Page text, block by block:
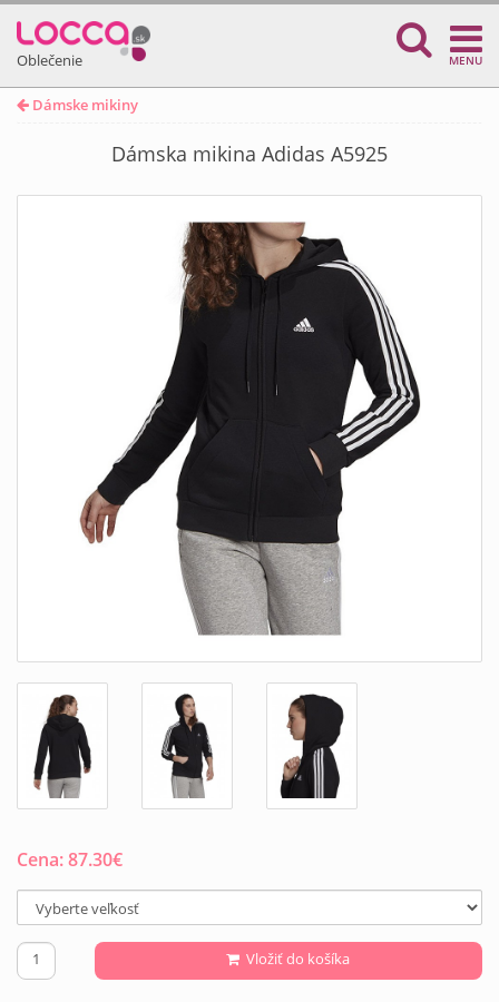
Oblečenie MENU
Dámske mikiny
Dámska mikina Adidas A5925
Cena:87.30€
Vložiť do košíka